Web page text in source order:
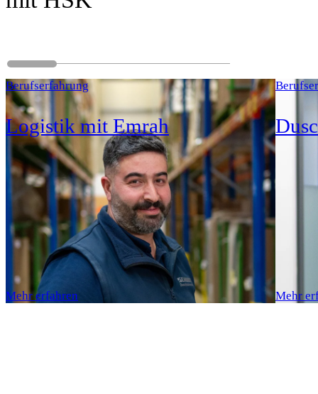
Berufserfahrung
Logistik mit Emrah
Mehr erfahren Mehr